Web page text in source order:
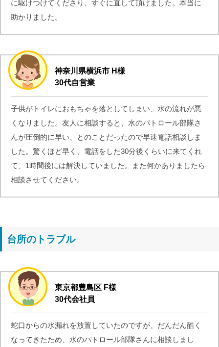
に駆けつけてくださり、すぐに直して頂けました。本当に
助かりました。
神奈川県横浜市 H様
30代自営業
子供がトイレにおもちゃを落としてしまい、水の流れが悪
くなりました。友人に相談すると、水のパトロール部隊さ
んが圧倒的に早い、とのことだったので早速電話相談しま
した。驚くほど早く、電話をした30分後くらいに来てくれ
て、1時間後には解決していました。また何かありましたら
相談させてください。
台所のトラブル
東京都豊島区 F様
30代会社員
蛇口からの水漏れを放置していたのですが、だんだん酷く
なってきたため、水のパトロール部隊さんに相談しまし